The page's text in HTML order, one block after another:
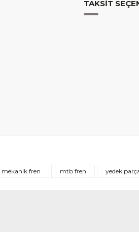
TAKSIT
mekanik fren mtb fren yedek